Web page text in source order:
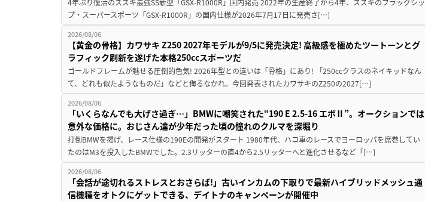
4年ぶり復活のスズキ最強SS新型「GSX-R1000R」国内発売 2022年の生産終了から4年、スズキのフラッグシッ
プ・スーパースポーツ「GSX-R1000R」の国内仕様が2026年7月17日に発売さ[…]
2026/08/06
【黄金の骨格】カワサキ Z250 2027年モデルが9/5に発売決定! 高級感を極めたツートーンとグ
ラフィック刷新を遂げた本格250ccスポーツだ
ゴールドフレームが魅せる圧倒的色気! 2026年型との違いは「骨格」にあり! 「250ccクラスのネイキッドなん
て、どれも似たようなものだ」などと侮るなかれ。今回発表されたカワサキのZ250の2027[…]
2026/08/06
「いくらなんでも大げさ過ぎ…」BMWに嘲笑された“190 E 2.5-16 エボⅡ”。オークションでは
意外な価格に。おじさん達が少年だった頃の憧れのクルマを深堀り
打倒BMWを掲げ、レース仕様の190Eの開発がスタート 1980年代、ハコ車のレースでヨーロッパを席巻してい
たのはM3を投入したBMWでした。2.3リッターの直4から2.5リッターへと進化させるなど「[…]
2026/08/06
「会話が途切れるストレスとおさらば!」古いインカムの下取りで最新ハイブリッドメッシュ通
信機種をオトクにゲットできる、デイトナのキャンペーンが開催中